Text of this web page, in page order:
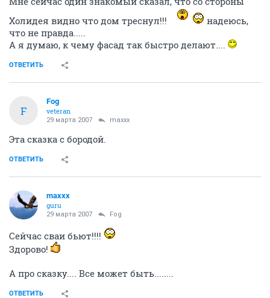
Холидея видно что дом треснул!!!
надеюсь,
что не правда.....
А я думаю, к чему фасад так быстро делают....
ОТВЕТИТЬ
F
Fоg
veteran
29 марта 2007 maxxx
Эта сказка с бородой.
ОТВЕТИТЬ
maxxx
guru
29 марта 2007 Fоg
Сейчас сваи бьют!!!!
Здорово!
А про сказку.... Все может быть........
ОТВЕТИТЬ